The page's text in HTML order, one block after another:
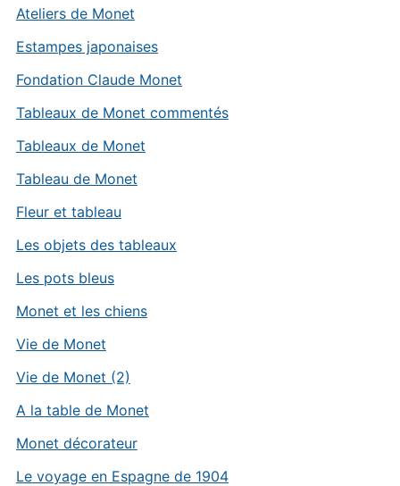
Ateliers de Monet
Estampes japonaises
Fondation Claude Monet
Tableaux de Monet commentés
Tableaux de Monet
Tableau de Monet
Fleur et tableau
Les objets des tableaux
Les pots bleus
Monet et les chiens
Vie de Monet
Vie de Monet (2)
A la table de Monet
Monet décorateur
Le voyage en Espagne de 1904